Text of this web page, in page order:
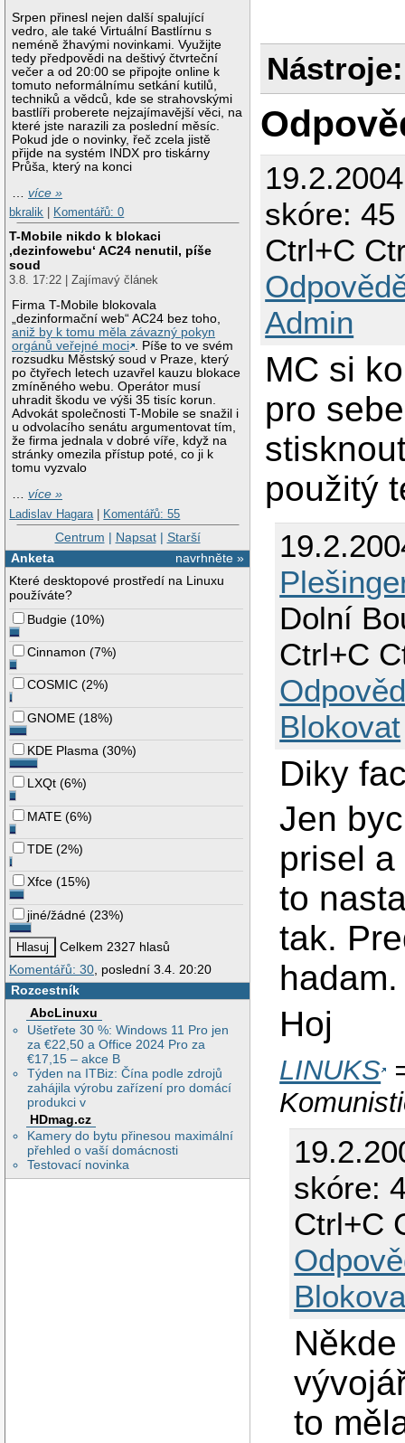
Srpen přinesl nejen další spalující
vedro, ale také Virtuální Bastlírnu s
neméně žhavými novinkami. Využijte
tedy předpovědi na deštivý čtvrteční
večer a od 20:00 se připojte online k
tomuto neformálnímu setkání kutilů,
techniků a vědců, kde se strahovskými
bastlíři proberete nejzajímavější věci, na
které jste narazili za poslední měsíc.
Pokud jde o novinky, řeč zcela jistě
přijde na systém INDX pro tiskárny
Průša, který na konci
…více »
bkralik
Komentářů: 0
T-Mobile nikdo k blokaci
‚dezinfowebu‘ AC24 nenutil, píše
soud
3.8. 17:22 | Zajímavý článek
Firma T-Mobile blokovala
„dezinformační web“ AC24 bez toho,
aniž by k tomu měla závazný pokyn
orgánů veřejné moci . Píše to ve svém
rozsudku Městský soud v Praze, který
po čtyřech letech uzavřel kauzu blokace
zmíněného webu. Operátor musí
uhradit škodu ve výši 35 tisíc korun.
Advokát společnosti T-Mobile se snažil i
u odvolacího senátu argumentovat tím,
že firma jednala v dobré víře, když na
stránky omezila přístup poté, co ji k
tomu vyzvalo
…více »
Ladislav Hagara | Komentářů: 55
Centrum | Napsat| Starší
navrhněte »
Anketa
Které desktopové prostředí na Linuxu
používáte?
Budgie (10%)
Cinnamon (7%)
COSMIC (2%)
GNOME (18%)
KDE Plasma (30%)
LXQt (6%)
MATE (6%)
TDE (2%)
Xfce (15%)
jiné/žádné (23%)
Celkem 2327 hlasů
Komentářů: 30, poslední 3.4. 20:20
Rozcestník
AbcLinuxu
Ušetřete 30 %: Windows 11 Pro jen
za €22,50 a Office 2024 Pro za
€17,15 – akce B
Týden na ITBiz: Čína podle zdrojů
zahájila výrobu zařízení pro domácí
produkci v
HDmag.cz
Kamery do bytu přinesou maximální
přehled o vaší domácnosti
Testovací novinka
Nástroje:
skóre: 45
Ctrl+C
Admin
MC si
pro
použitý
Dolní
Ctrl+C
Blokovat
Diky
Jen
prisel
to
tak.
hadam.
Hoj
LINUKS
skóre:
Ctrl+C
to